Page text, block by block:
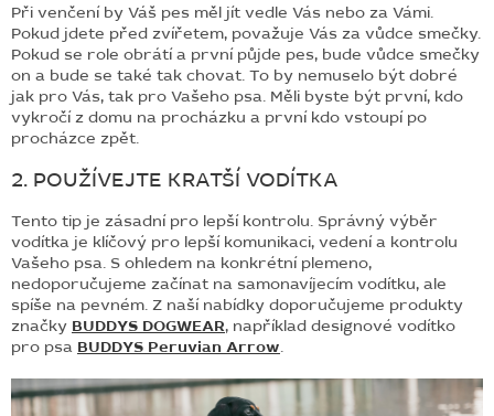
BARNABY
ZNAČKY
WISH
LIST
KONTAKTY
Při venčení by Váš pes měl jít vedle Vás nebo za Vámi.
Pokud jdete před zvířetem, považuje Vás za vůdce smečky.
Pokud se role obrátí a první půjde pes, bude vůdce smečky
on a bude se také tak chovat. To by nemuselo být dobré
jak pro Vás, tak pro Vašeho psa. Měli byste být první, kdo
vykročí z domu na procházku a první kdo vstoupí po
procházce zpět.
2. POUŽÍVEJTE KRATŠÍ VODÍTKA
Tento tip je zásadní pro lepší kontrolu. Správný výběr
vodítka je klíčový pro lepší komunikaci, vedení a kontrolu
Vašeho psa. S ohledem na konkrétní plemeno,
nedoporučujeme začínat na samonavíjecím vodítku, ale
spíše na pevném. Z naší nabídky doporučujeme produkty
značky BUDDYS DOGWEAR, například designové vodítko
pro psa BUDDYS Peruvian Arrow.